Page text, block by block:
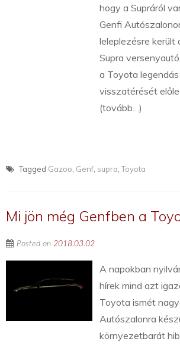
hogy a Supráról
Genfi
leleplezésre került
Supra
a Toyota
visszatérését
(tovább…)
Tagged Gazoo Genf supra ,Toyota
Mi jön még Genfben a
Posted on 2018.03.02
A napokban
hírek mind azt
Toyota ismét
Autószalonra
környezetbarát